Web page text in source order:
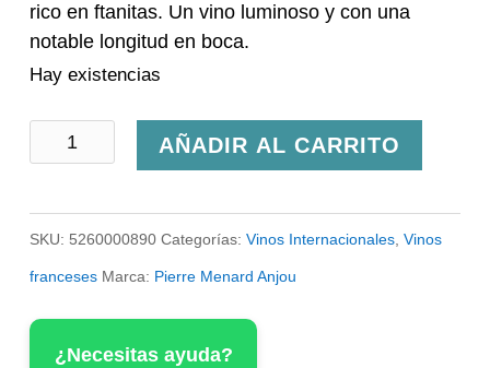
rico en ftanitas. Un vino luminoso y con una
notable longitud en boca.
Hay existencias
Pierre
Pluton
cantidad
AÑADIR AL CARRITO
SKU: 5260000890 Categorías:Vinos Internacionales,Vinos
franceses Marca: Pierre Menard Anjou
¿Necesitas ayuda?